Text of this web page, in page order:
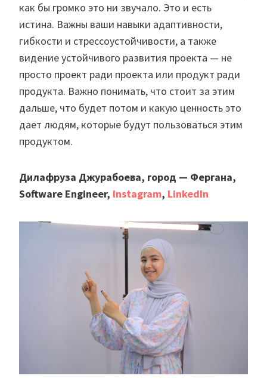
как бы громко это ни звучало. Это и есть
истина. Важны ваши навыки адаптивности,
гибкости и стрессоустойчивости, а также
видение устойчивого развития проекта — не
просто проект ради проекта или продукт ради
продукта. Важно понимать, что стоит за этим
дальше, что будет потом и какую ценность это
дает людям, которые будут пользоваться этим
продуктом.
Дилафруза Джурабоева, город — Фергана,
Software Engineer, Instagram, LinkedIn